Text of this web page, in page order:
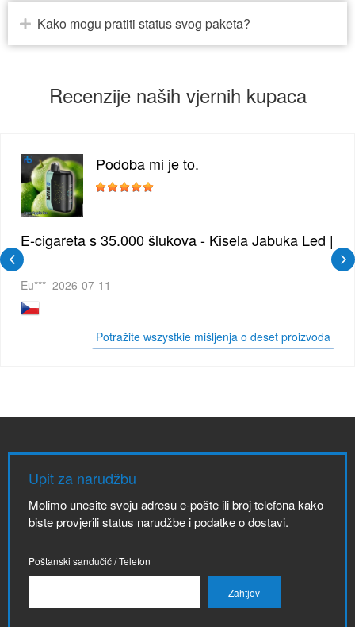
Kako mogu pratiti status svog paketa?
Recenzije naših vjernih kupaca
| Intenzivna Mješavina Šumskog Voća
Podoba mi je to.
E-cigareta s 35.000 šlukova - Kisela Jabuka Led |
Eu*** 2026-07-11
Potražite wszystkie mišljenja o deset proizvoda
Upit za narudžbu
Molimo unesite svoju adresu e-pošte ili broj telefona kako
biste provjerili status narudžbe i podatke o dostavi.
Poštanski sandučić / Telefon